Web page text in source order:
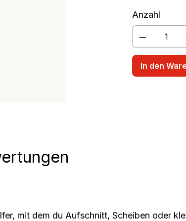
RührbecherAnzahl
Produkt
In den
mit dem du Aufschnitt, Scheiben oder